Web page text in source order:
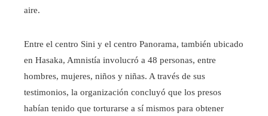
aire.
Entre el centro Sini y el centro Panorama, también ubicado
en Hasaka, Amnistía involucró a 48 personas, entre
hombres, mujeres, niños y niñas. A través de sus
testimonios, la organización concluyó que los presos
habían tenido que torturarse a sí mismos para obtener